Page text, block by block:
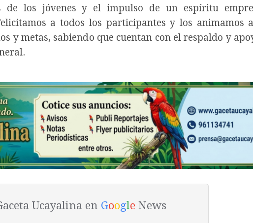
de los jóvenes y el impulso de un espíritu
a todos los participantes y los animamos
y metas, sabiendo que cuentan con el respaldo y
Ucayalina en GoogleNews